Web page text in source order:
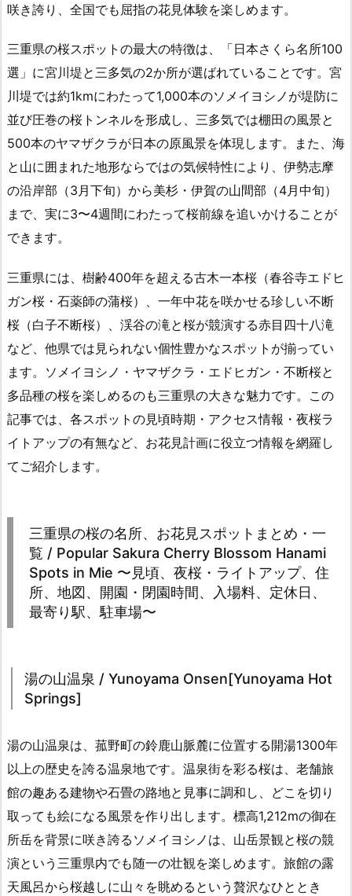
咲き誇り、全国でも屈指の花見体験を楽しめます。
三重県の桜スポットの最大の特徴は、「日本さくら名所100
選」に宮川堤と三多気の2か所が選ばれていることです。宮
川堤では約1kmにわたって1,000本のソメイヨシノが堤防に
並び圧巻の桜トンネルを形成し、三多気では棚田の風景と
500本のヤマザクラが日本の原風景を体現します。また、海
と山に囲まれた地形ならではの気候特性により、伊勢志摩
の沿岸部（3月下旬）から美杉・伊賀の山間部（4月中旬）
まで、実に3〜4週間にわたって桜前線を追いかけることが
できます。
三重県には、樹齢400年を超える古木一本桜（春谷寺エドヒ
ガン桜・石薬師の蒲桜）、一年中花を咲かせる珍しい不断
桜（白子不断桜）、渓谷の滝と桜が競演する赤目四十八滝
など、他県では見られない個性豊かなスポットが揃ってい
ます。ソメイヨシノ・ヤマザクラ・エドヒガン・不断桜と
多品種の桜を楽しめるのも三重県の大きな魅力です。この
記事では、各スポットの見頃時期・アクセス情報・夜桜ラ
イトアップの有無など、お花見計画に役立つ情報を網羅し
てご紹介します。
三重県の桜の名所、お花見スポットまとめ・一
覧 / Popular Sakura Cherry Blossom Hanami
Spots in Mie 〜見頃、夜桜・ライトアップ、住
所、地図、開園・閉園時間、入場料、定休日、
最寄り駅、駐車場〜
湯の山温泉 / Yunoyama Onsen[Yunoyama Hot
Springs]
湯の山温泉は、菰野町の鈴鹿山脈麓に位置する開湯1300年
以上の歴史を誇る温泉地です。温泉街を彩る桜は、老舗旅
館の趣ある建物や石畳の路地と見事に調和し、どこを切り
取っても絵になる風景を作り出します。標高1,212mの御在
所岳を背景に咲き誇るソメイヨシノは、山岳景観と桜の競
演という三重県内でも随一の壮観を楽しめます。旅館の露
天風呂から桜越しに山々を眺めるという贅沢なひととき